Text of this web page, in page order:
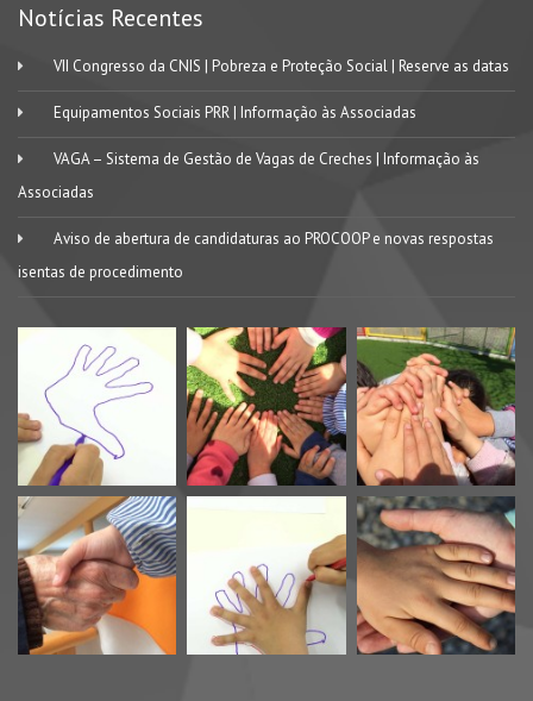
Notícias Recentes
VII Congresso da CNIS | Pobreza e Proteção Social | Reserve as datas
Equipamentos Sociais PRR | Informação às Associadas
VAGA – Sistema de Gestão de Vagas de Creches | Informação às
Associadas
Aviso de abertura de candidaturas ao PROCOOP e novas respostas
isentas de procedimento